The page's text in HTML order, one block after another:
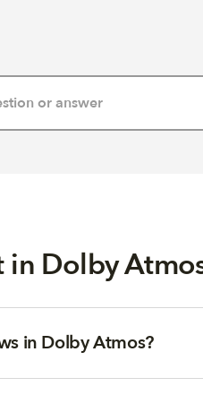
Dolby
in Dolby Atmos?